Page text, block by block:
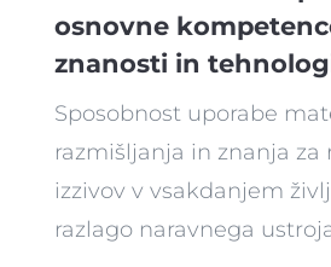
osnovne
znanosti in
Sposobnost uporabe
razmišljanja in znanja za
izzivov v vsakdanjem
razlago naravnega